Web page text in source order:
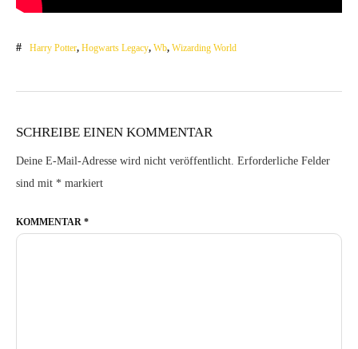
Harry Potter, Hogwarts Legacy, Wb, Wizarding World
SCHREIBE EINEN KOMMENTAR
Deine E-Mail-Adresse wird nicht veröffentlicht. Erforderliche Felder
sind mit * markiert
KOMMENTAR *